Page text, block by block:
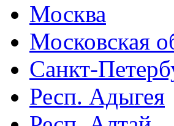
Москва
Московская
Санкт-
Респ. Адыгея